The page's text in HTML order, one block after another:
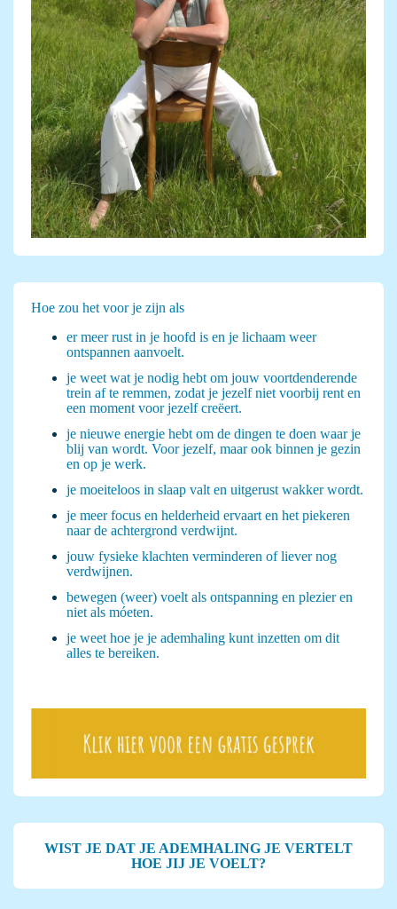
Hoe zou het voor je zijn als
er meer rust in je hoofd is en je lichaam weer
ontspannen aanvoelt.
je weet wat je nodig hebt om jouw voortdenderende
trein af te remmen, zodat je jezelf niet voorbij rent en
een moment voor jezelf creëert.
je nieuwe energie hebt om de dingen te doen waar je
blij van wordt. Voor jezelf, maar ook binnen je gezin
en op je werk.
je moeiteloos in slaap valt en uitgerust wakker wordt.
je meer focus en helderheid ervaart en het piekeren
naar de achtergrond verdwijnt.
jouw fysieke klachten verminderen of liever nog
verdwijnen.
bewegen (weer) voelt als ontspanning en plezier en
niet als móeten.
je weet hoe je je ademhaling kunt inzetten om dit
alles te bereiken.
WIST JE DAT JE ADEMHALING JE VERTELT
HOE JIJ JE VOELT?